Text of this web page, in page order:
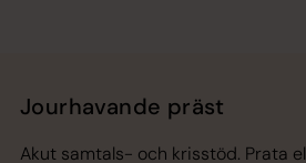
Jourhavande präst
Akut samtals- och krisstöd. Prata